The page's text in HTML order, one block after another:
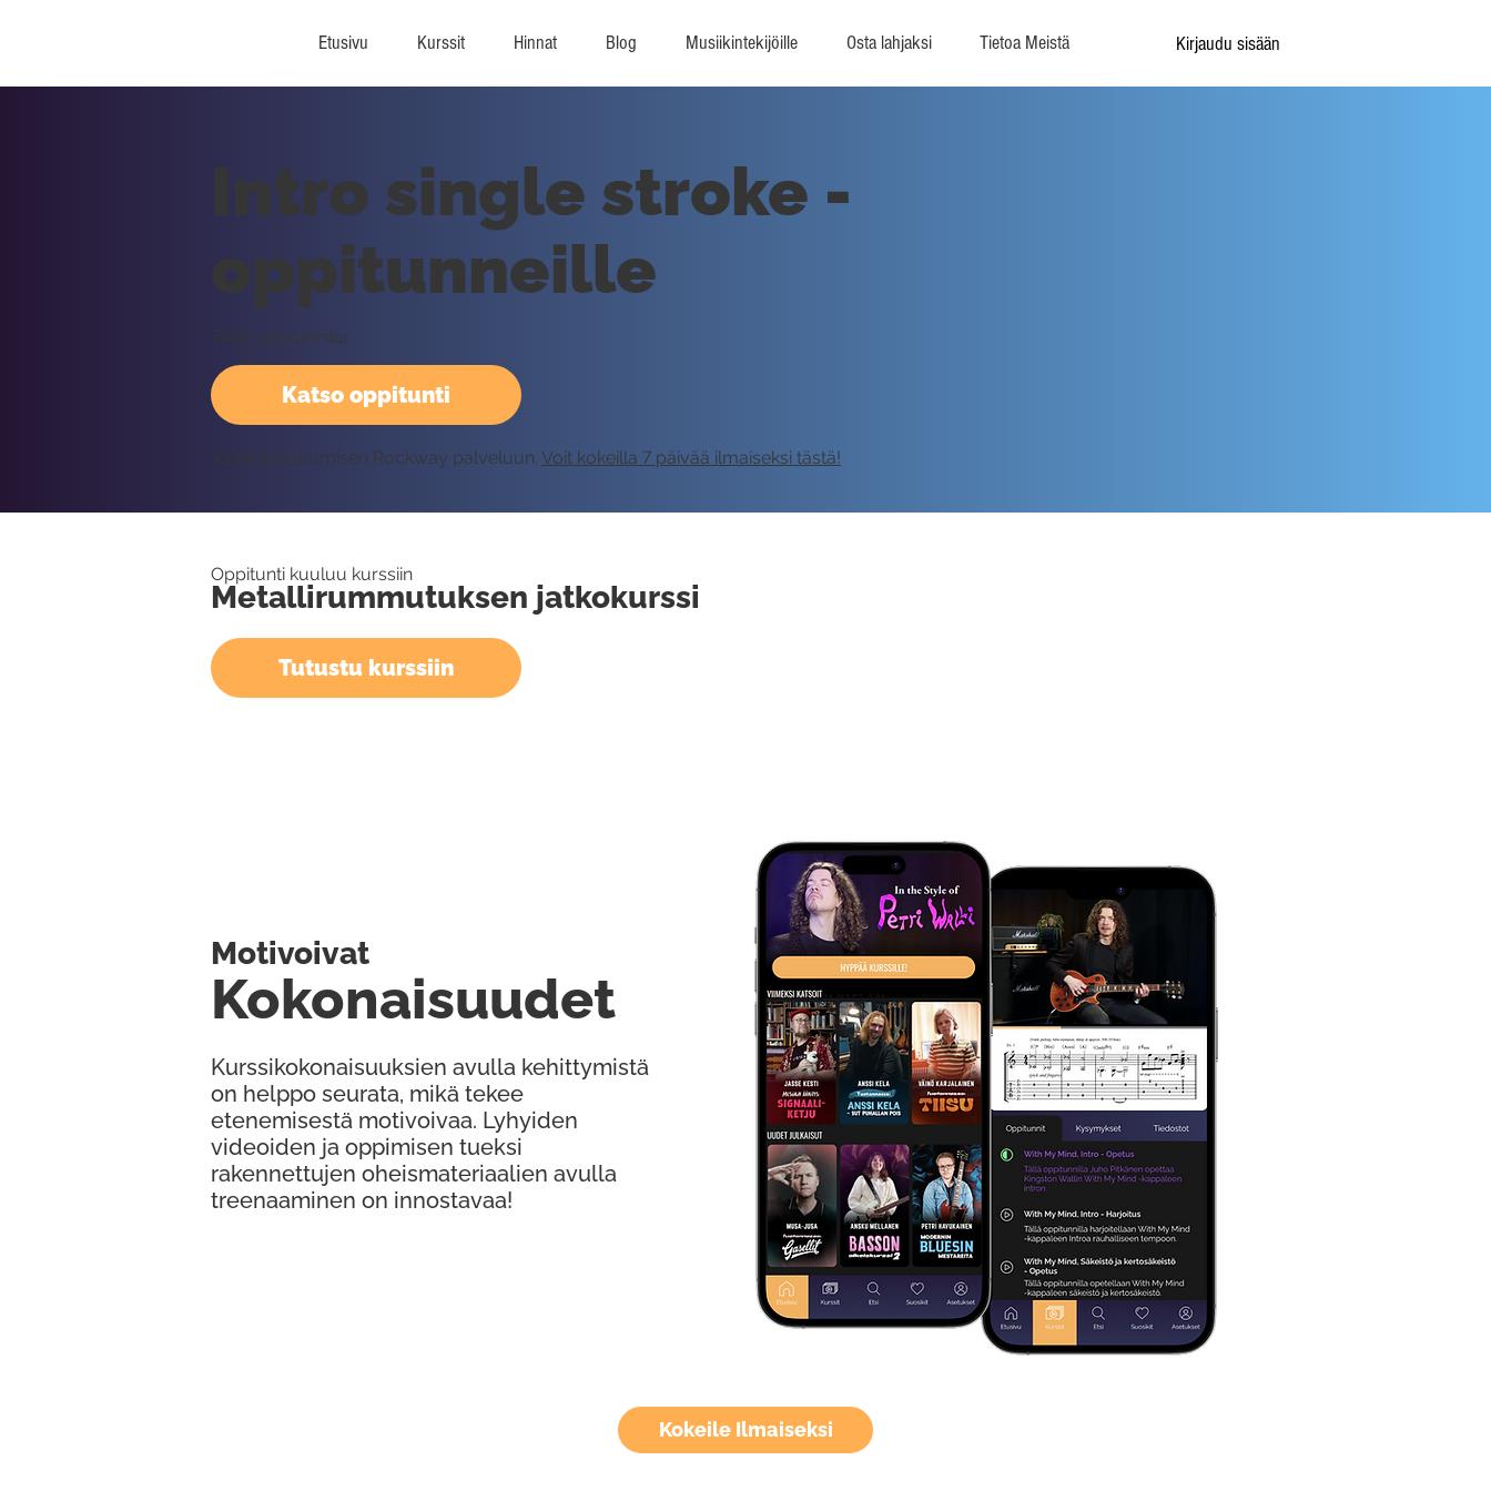
Etusivu Kurssit Hinnat Blog Musiikintekijöille Osta lahjaksi Tietoa Meistä Kirjaudu sisään
Kokeile Ilmaiseksi
Katso oppitunti
Intro single stroke -
oppitunneille
Tällä oppitunnilla
Vaatii kirjautumisen Rockway palveluun. Voit kokeilla 7 päivää ilmaiseksi tästä!
Oppitunti kuuluu kurssiin
Metallirummutuksen jatkokurssi
Tutustu kurssiin
Kurssikokonaisuuksien avulla kehittymistä
on helppo seurata, mikä tekee
etenemisestä motivoivaa. Lyhyiden
videoiden ja oppimisen tueksi
rakennettujen oheismateriaalien avulla
treenaaminen on innostavaa!
Kokonaisuudet
Motivoivat